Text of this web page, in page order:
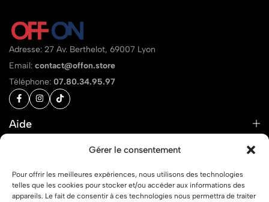
Gérer le consentement
Pour offrir les meilleures expériences, nous utilisons des technologies
telles que les cookies pour stocker et/ou accéder aux informations des
appareils. Le fait de consentir à ces technologies nous permettra de traiter
Adresse: 27 Av. Berthelot, 69007 Lyon
Email: contact@offon.store
Téléphone: 07.80.34.95.97
Aide